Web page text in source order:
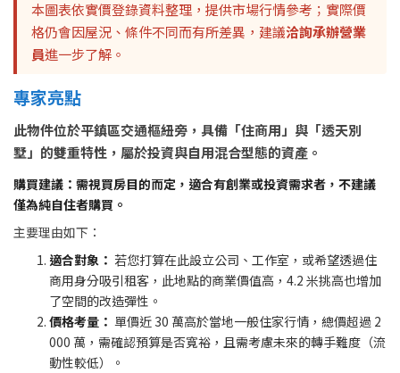
本圖表依實價登錄資料整理，提供市場行情參考；實際價
格仍會因屋況、條件不同而有所差異，建議洽詢承辦營業
員進一步了解。
專家亮點
此物件位於平鎮區交通樞紐旁，具備「住商用」與「透天別
墅」的雙重特性，屬於投資與自用混合型態的資產。
購買建議：需視買房目的而定，適合有創業或投資需求者，不建議
僅為純自住者購買。
主要理由如下：
適合對象： 若您打算在此設立公司、工作室，或希望透過住
商用身分吸引租客，此地點的商業價值高，4.2 米挑高也增加
了空間的改造彈性。
價格考量： 單價近 30 萬高於當地一般住家行情，總價超過 2
000 萬，需確認預算是否寬裕，且需考慮未來的轉手難度（流
動性較低）。